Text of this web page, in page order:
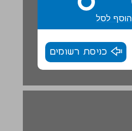
הוסף לסל
כניסת רשומים